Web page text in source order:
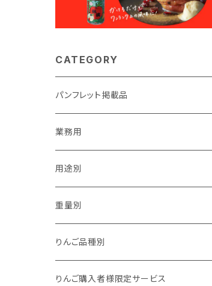
CATEGORY
パンフレット掲載品
業務用
用途別
贈答用
家庭用（訳あり）
加工用
重量別
1kg以下
1kg
りんご品種別
夏あかり
りんご購入者様限定サービス